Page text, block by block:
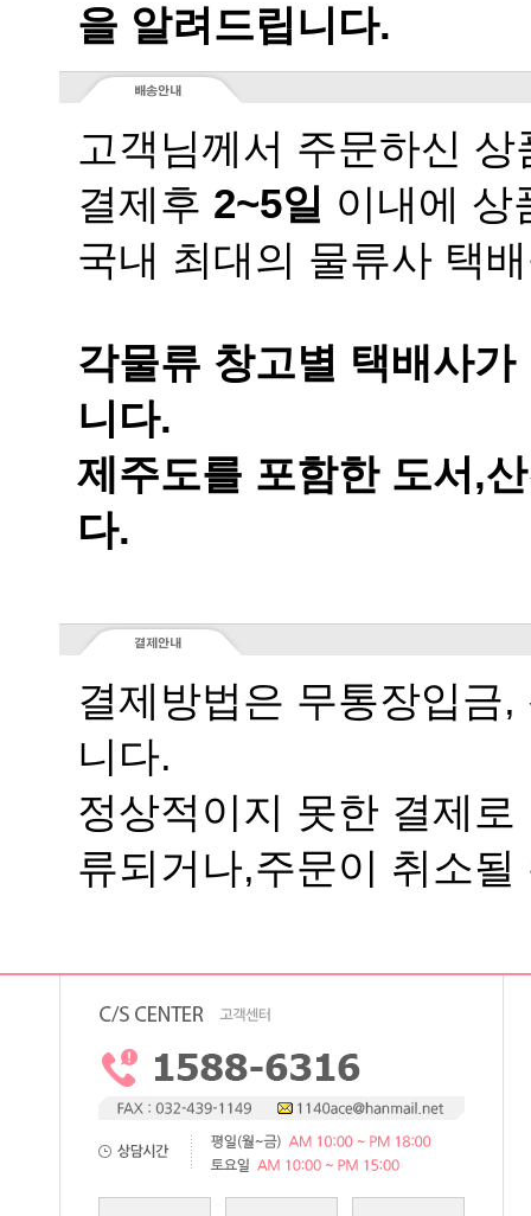
을 알려드립니다.
고객님께서 주문하신
결제후 2~5일 이내에 상
국내 최대의 물류사 택
니다.
다.
니다.
류되거나,주문이 취소될